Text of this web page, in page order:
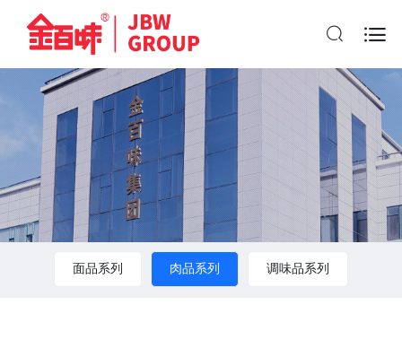

面品系列 肉品系列 调味品系列